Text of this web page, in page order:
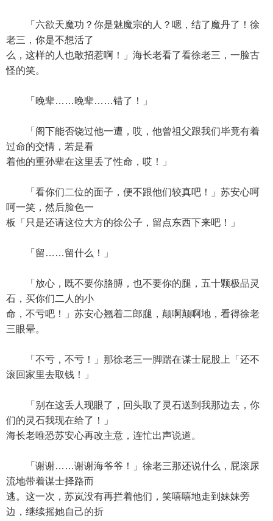
「六欲天魔功？你是魅魔宗的人？嗯，结了魔丹了！徐
老三，你是不想活了
么，这样的人也敢招惹啊！」海长老看了看徐老三，一脸古
怪的笑。
「晚辈……晚辈……错了！」
「阁下能否饶过他一遭，哎，他曾祖父跟我们毕竟有着
过命的交情，若是看
着他的重孙辈在这里丢了性命，哎！」
「看你们二位的面子，便不跟他们较真吧！」苏安心呵
呵一笑，然后脸色一
板「只是还请这位大方的徐公子，留点东西下来吧！」
「留……留什么！」
「放心，既不要你胳膊，也不要你的腿，五十颗极品灵
石，买你们二人的小
命，不亏吧！」苏安心翘着二郎腿，颠啊颠啊地，看得徐老
三眼晕。
「不亏，不亏！」那徐老三一脚踹在谋士屁股上「还不
滚回家里去取钱！」
「别在这丢人现眼了，回头取了灵石送到我那边去，你
们的灵石我现在给了！」
海长老唯恐苏安心再改主意，连忙出声说道。
「谢谢……谢谢海爷爷！」徐老三那还说什么，屁滚尿
流地带着谋士择路而
逃。这一次，苏岚没有再拦着他们，笑嘻嘻地走到妹妹旁
边，继续摇她自己的折